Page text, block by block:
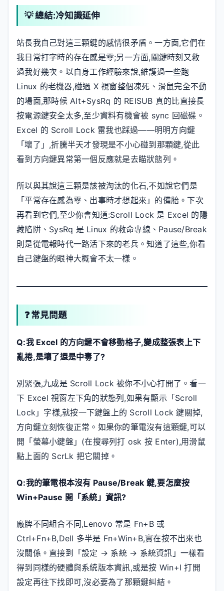
💡 總結:冷知識延伸
站長我自己對這三顆鍵的感情很矛盾。一方面,它們在
我日常打字時的存在感是零;另一方面,關鍵時刻又救
過我好幾次。以自身工作經驗來說,維護過一些跑
Linux 的老機器,碰過 X 視窗整個凍死、滑鼠完全不動
的場面,那時候 Alt+SysRq 的 REISUB 真的比直接長
按電源鍵安全太多,至少資料有機會被 sync 回磁碟。
Excel 的 Scroll Lock 雷我也踩過——明明方向鍵
「壞了」,折騰半天才發現是不小心碰到那顆鍵,從此
看到方向鍵異常第一個反應就是去瞄狀態列。
所以與其說這三顆是該被淘汰的化石,不如說它們是
「平常存在感為零、出事時才想起來」的備胎。下次
再看到它們,至少你會知道:Scroll Lock 是 Excel 的隱
藏陷阱、SysRq 是 Linux 的救命專線、Pause/Break
則是從電報時代一路活下來的老兵。知道了這些,你看
自己鍵盤的眼神大概會不太一樣。
❓ 常見問題
Q:我 Excel 的方向鍵不會移動格子,變成整張表上下
亂捲,是壞了還是中毒了?
別緊張,九成是 Scroll Lock 被你不小心打開了。看一
下 Excel 視窗左下角的狀態列,如果有顯示「Scroll
Lock」字樣,就按一下鍵盤上的 Scroll Lock 鍵關掉,
方向鍵立刻恢復正常。如果你的筆電沒有這顆鍵,可以
開「螢幕小鍵盤」(在搜尋列打 osk 按 Enter),用滑鼠
點上面的 ScrLk 把它關掉。
Q:我的筆電根本沒有 Pause/Break 鍵,要怎麼按
Win+Pause 開「系統」資訊?
廠牌不同組合不同,Lenovo 常是 Fn+B 或
Ctrl+Fn+B,Dell 多半是 Fn+Win+B,實在按不出來也
沒關係。直接到「設定 → 系統 → 系統資訊」一樣看
得到同樣的硬體與系統版本資訊,或是按 Win+I 打開
設定再往下找即可,沒必要為了那顆鍵糾結。